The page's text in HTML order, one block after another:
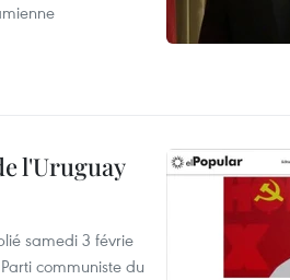
l'Uruguay
samedi 3 févrie
communiste du